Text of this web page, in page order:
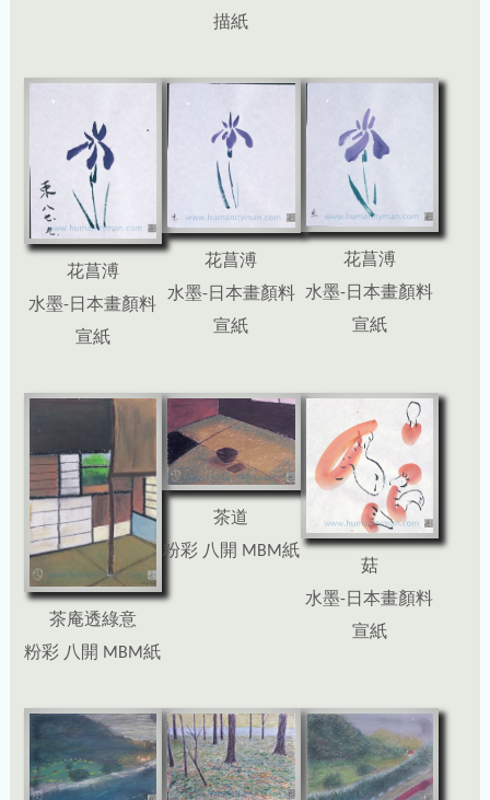
描紙
花菖溥
水墨-日本畫顏料
宣紙
花菖溥
水墨-日本畫顏料
宣紙
花菖溥
水墨-日本畫顏料
宣紙
茶庵透綠意
粉彩 八開 MBM紙
茶道
粉彩 八開 MBM紙
菇
水墨-日本畫顏料
宣紙